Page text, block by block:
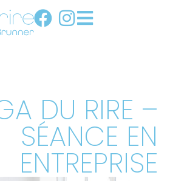
DU RIRE –
SÉANCE EN
ENTREPRISE